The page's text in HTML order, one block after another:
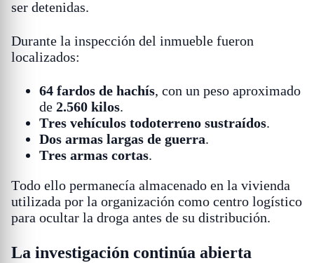
ser detenidas.
Durante la inspección del inmueble fueron
localizados:
64 fardos de hachís, con un peso aproximado
de 2.560 kilos.
Tres vehículos todoterreno sustraídos.
Dos armas largas de guerra.
Tres armas cortas.
Todo ello permanecía almacenado en la vivienda
utilizada por la organización como centro logístico
para ocultar la droga antes de su distribución.
La investigación continúa abierta